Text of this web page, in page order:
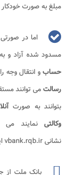
مبلغ به صورت
اما در
مسدود شده آزاد و
حسابو انتقال وجه
رسالتمی توانند
بتوانند به صورت
وکالتینمایند می
نشانی vbank.rqb.ir این فرایند را انجام دهند.
بانک ملت از